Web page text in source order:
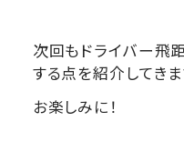
次回もドライバー飛
する点を紹介してきま
お楽しみに！